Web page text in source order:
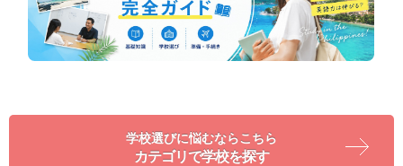
学校選びに悩むならこちら
カテゴリで学校を探す